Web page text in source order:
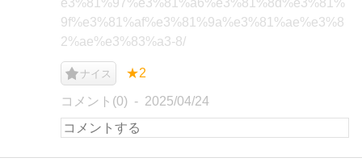
e3%81%97%e3%81%a6%e3%81%8d%e3%81%
9f%e3%81%af%e3%81%9a%e3%81%ae%e3%8
2%ae%e3%83%a3-8/
ナイス ★2
コメント(0) 2025/04/24